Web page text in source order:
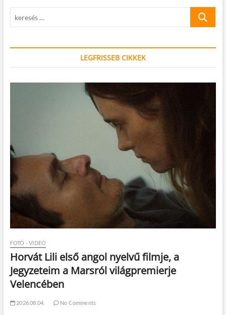
keresés
LEGFRISSEB CIKKEK
FOTÓ - VIDEÓ
Horvát Lili első angol nyelvű filmje, a
Jegyzeteim a Marsról világpremierje
Velencében
2026.08.04. No Comments